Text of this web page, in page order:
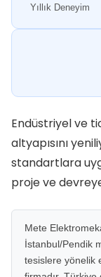
Yıllık Deneyim
Endüstriyel ve
altyapısını
standartlara
proje ve
Mete
İstanbul/Pendik
tesislere yönelik